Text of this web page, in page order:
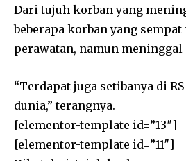
Dari tujuh korban yang
beberapa korban yang
perawatan, namun meninggal
“Terdapat juga setibanya di
dunia,” terangnya.
[elementor-template id=”13″]
[elementor-template id=”11″]